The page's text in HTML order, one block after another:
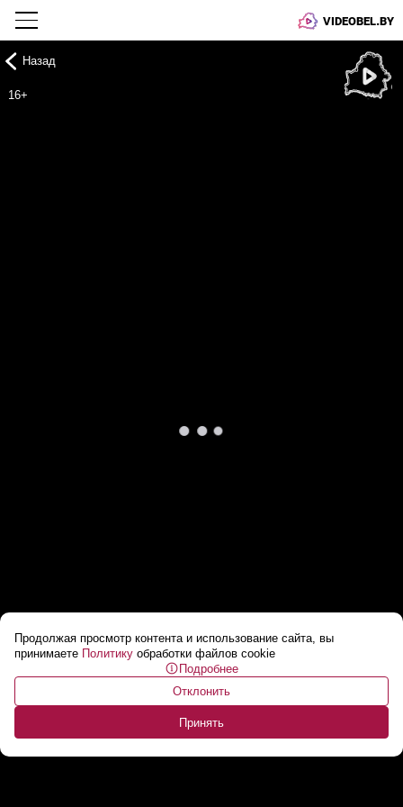
VIDEOBEL.BY
Продолжая просмотр контента и использование сайта, вы
принимаете Политику обработки файлов cookie
Подробнее
Отклонить
Принять
Назад
16+
Польша хочет открыть 2 пункта пропуска на
границе с Беларусью 17 ноября...